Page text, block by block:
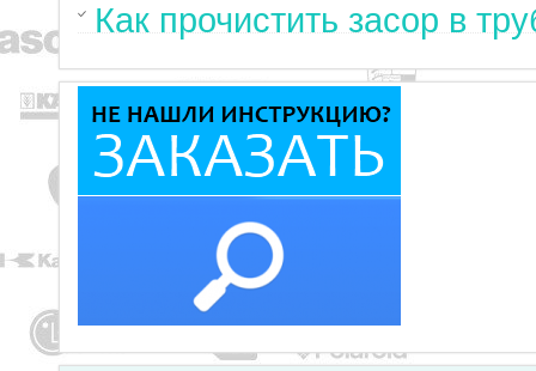
Как прочистить засор в